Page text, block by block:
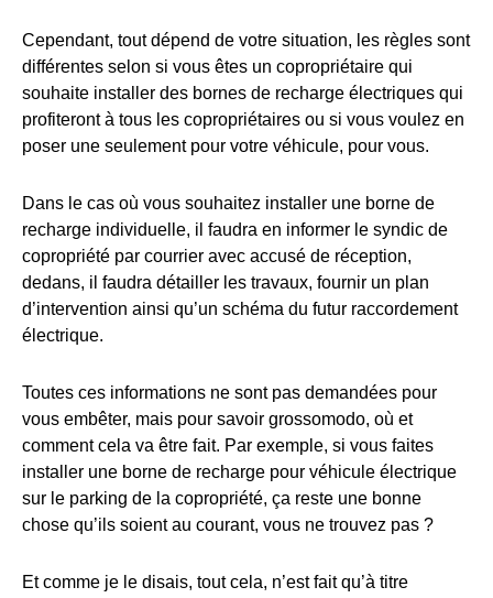
Cependant, tout dépend de votre situation, les règles sont
différentes selon si vous êtes un copropriétaire qui
souhaite installer des bornes de recharge électriques qui
profiteront à tous les copropriétaires ou si vous voulez en
poser une seulement pour votre véhicule, pour vous.
Dans le cas où vous souhaitez installer une borne de
recharge individuelle, il faudra en informer le syndic de
copropriété par courrier avec accusé de réception,
dedans, il faudra détailler les travaux, fournir un plan
d’intervention ainsi qu’un schéma du futur raccordement
électrique.
Toutes ces informations ne sont pas demandées pour
vous embêter, mais pour savoir grossomodo, où et
comment cela va être fait. Par exemple, si vous faites
installer une borne de recharge pour véhicule électrique
sur le parking de la copropriété, ça reste une bonne
chose qu’ils soient au courant, vous ne trouvez pas ?
Et comme je le disais, tout cela, n’est fait qu’à titre